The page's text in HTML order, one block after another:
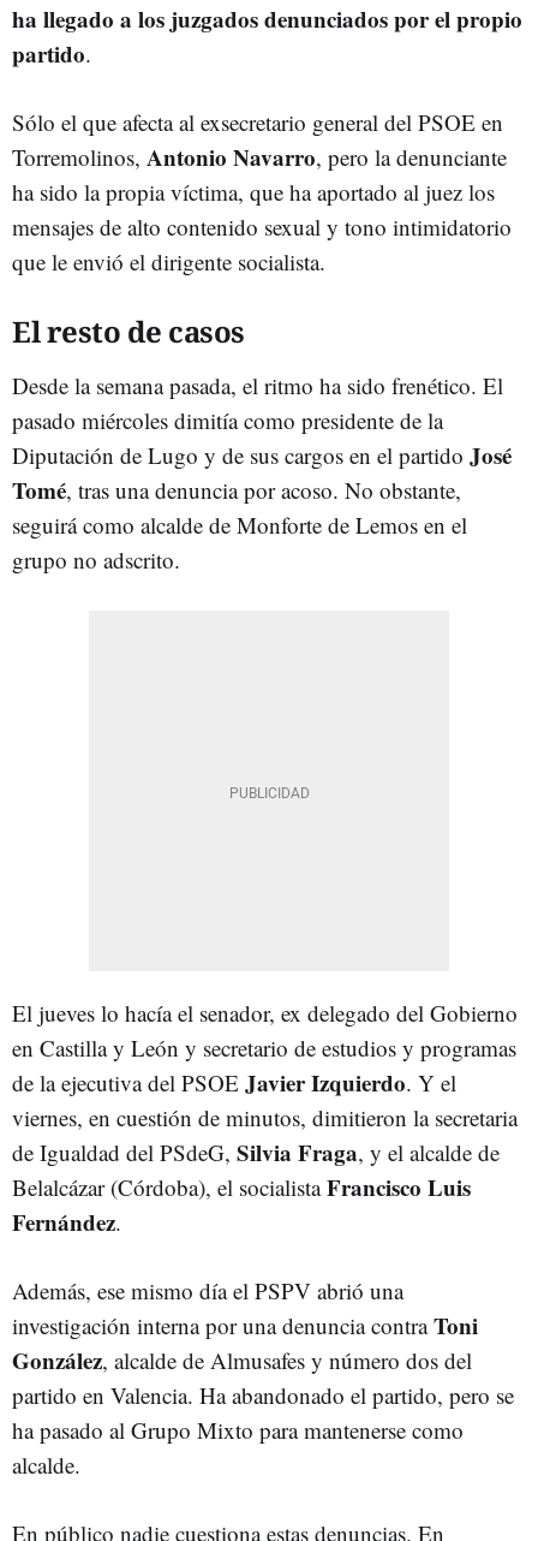
ha llegado a los juzgados denunciados por el propio
partido.
Sólo el que afecta al exsecretario general del PSOE en
Torremolinos, Antonio Navarro, pero la denunciante
ha sido la propia víctima, que ha aportado al juez los
mensajes de alto contenido sexual y tono intimidatorio
que le envió el dirigente socialista.
El resto de casos
Desde la semana pasada, el ritmo ha sido frenético. El
pasado miércoles dimitía como presidente de la
Diputación de Lugo y de sus cargos en el partido José
Tomé, tras una denuncia por acoso. No obstante,
seguirá como alcalde de Monforte de Lemos en el
grupo no adscrito.
El jueves lo hacía el senador, ex delegado del Gobierno
en Castilla y León y secretario de estudios y programas
de la ejecutiva del PSOE Javier Izquierdo. Y el
viernes, en cuestión de minutos, dimitieron la secretaria
de Igualdad del PSdeG, Silvia Fraga, y el alcalde de
Belalcázar (Córdoba), el socialistaFrancisco Luis
Fernández.
Además, ese mismo día el PSPV abrió una
investigación interna por una denuncia contraToni
González, alcalde de Almusafes y número dos del
partido en Valencia. Ha abandonado el partido, pero se
ha pasado al Grupo Mixto para mantenerse como
alcalde.
En público nadie cuestiona estas denuncias. En